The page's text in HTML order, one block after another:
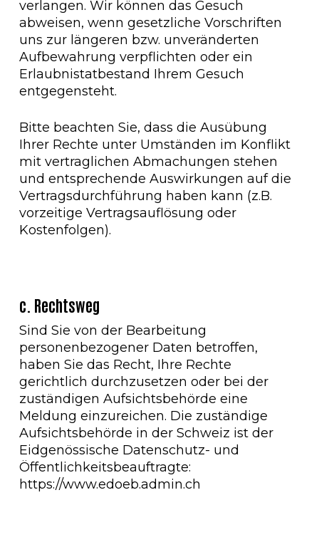
verlangen. Wir können das Gesuch
abweisen, wenn gesetzliche Vorschriften
uns zur längeren bzw. unveränderten
Aufbewahrung verpflichten oder ein
Erlaubnistatbestand Ihrem Gesuch
entgegensteht.
Bitte beachten Sie, dass die Ausübung
Ihrer Rechte unter Umständen im Konflikt
mit vertraglichen Abmachungen stehen
und entsprechende Auswirkungen auf die
Vertragsdurchführung haben kann (z.B.
vorzeitige Vertragsauflösung oder
Kostenfolgen).
c. Rechtsweg
Sind Sie von der Bearbeitung
personenbezogener Daten betroffen,
haben Sie das Recht, Ihre Rechte
gerichtlich durchzusetzen oder bei der
zuständigen Aufsichtsbehörde eine
Meldung einzureichen. Die zuständige
Aufsichtsbehörde in der Schweiz ist der
Eidgenössische Datenschutz- und
Öffentlichkeitsbeauftragte:
https://www.edoeb.admin.ch